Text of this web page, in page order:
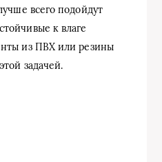
всего подойдут
к влаге
из ПВХ или резины
задачей.